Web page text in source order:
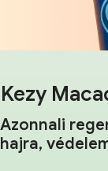
Kezy
Azonnali
hajra,